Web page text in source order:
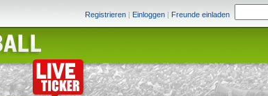
Registrieren | Einloggen | Freunde einladen